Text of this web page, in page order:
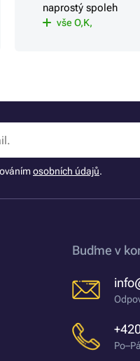
naprostý spoleh
vše O,K,
osobních údajů.
Buďme v